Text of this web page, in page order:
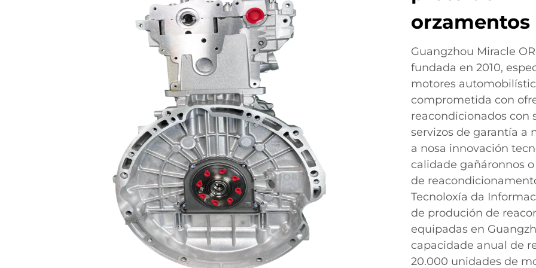
Guangzhou Miracle
fundada en 2010,
motores
comprometida con
reacondicionados con
servizos de garantía a
a nosa innovación
calidade gañáronnos
de
Tecnoloxía da
de produción de
equipadas en
capacidade anual de
20.000 unidades de